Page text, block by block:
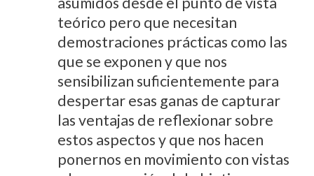
teórico pero que necesitan
demostraciones prácticas como las
que se exponen y que nos
sensibilizan suficientemente para
despertar esas ganas de capturar
las ventajas de reflexionar sobre
estos aspectos y que nos hacen
ponernos en movimiento con vistas